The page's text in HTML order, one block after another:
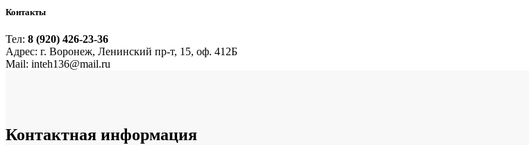
Контакты
Тел: 8 (920) 426-23-36
Адрес: г. Воронеж, Ленинский пр-т, 15, оф. 412Б
Mail: inteh136@mail.ru
Контактная информация